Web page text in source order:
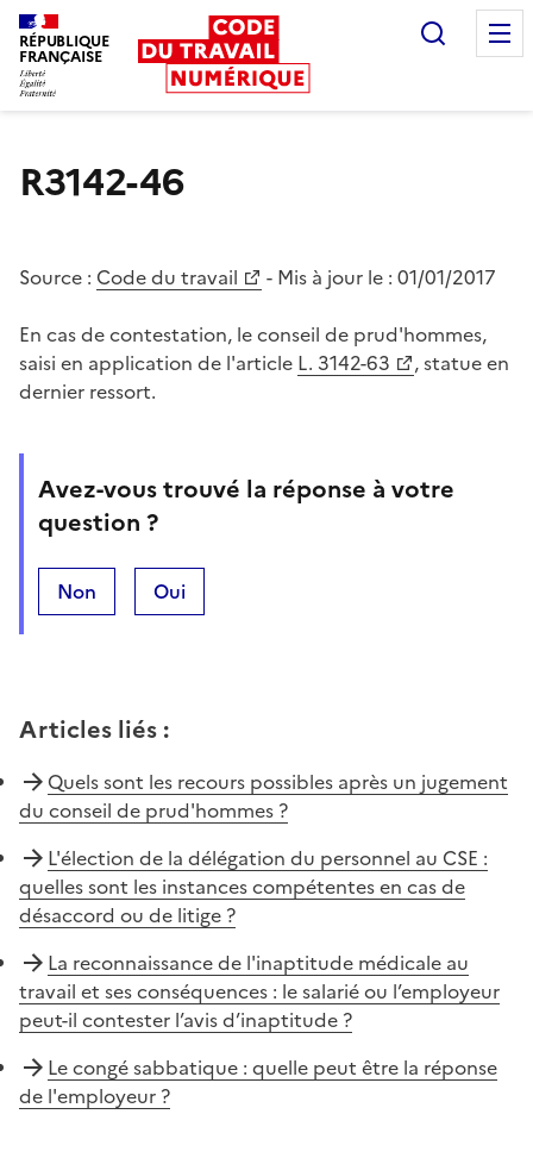
RÉPUBLIQUE
FRANÇAISE
R3142-46
Source : Code du travail - Mis à jour le : 01/01/2017
En cas de contestation, le conseil de prud'hommes,
saisi en application de l'article L. 3142-63
, statue en
dernier ressort.
Avez-vous trouvé la réponse à votre
question ?
Non Oui
Articles liés :
Quels sont les recours possibles après un jugement
du conseil de prud'hommes ?
L'élection de la délégation du personnel au CSE :
quelles sont les instances compétentes en cas de
désaccord ou de litige ?
La reconnaissance de l'inaptitude médicale au
travail et ses conséquences : le salarié ou l’employeur
peut-il contester l’avis d’inaptitude ?
Le congé sabbatique : quelle peut être la réponse
de l'employeur ?